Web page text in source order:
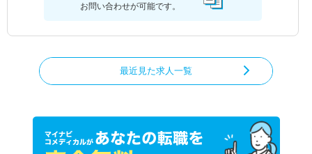
お問い合わせが可能です。
最近見た求人一覧